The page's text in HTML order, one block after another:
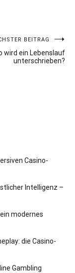
BEITRAG
wird ein Lebenslauf
unterschrieben?
Casino-
Intelligenz –
modernes
die Casino-
Gambling